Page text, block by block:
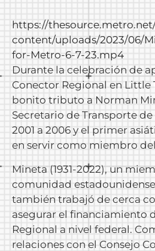
https://
content/uploads/2023/06/
for-Metro-6-7-23.mp4
Durante la celebración de
Conector Regional en Little
bonito tributo a Norman
Secretario de Transporte
2001 a 2006 y el primer
en servir como miembro
Mineta (1931-2022), un
comunidad
también trabajó de cerca
asegurar el financiamiento
Regional a nivel federal.
relaciones con el Consejo